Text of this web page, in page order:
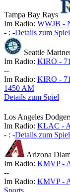
Tampa Bay Rays
Im Radio: WWJB -
- : -Details zum Spiel
Seattle
Im Radio: KIRO -
--
Im Radio: KIRO -
1450 AM
Details zum Spiel
Los Angeles
Im Radio: KLAC -
- : -Details zum Spiel
Arizona
Im Radio: KMVP -
--
Im Radio: KMVP -